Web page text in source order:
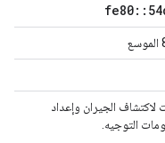
fe80::
لاكتشاف الجيران وإعداد
التوجيه.